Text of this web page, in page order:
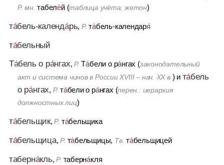
Р. мн. табеле́й (таблица учёта; жетон)
та́бель-календа́рь, Р. та́бель-календаря́
та́бельный
Та́бель о ра́нгах,Р. Та́бели о ра́нгах (законодательный
акт исистема чинов в России XVIII – нач. XX в. ) и та́бель
о ра́нгах, Р. та́бели о ра́нгах (перен.: иерархия
должностных лиц)
та́бельщик,Р. та́бельщика
та́бельщица,Р. та́бельщицы, Тв. та́бельщицей
таберна́кль,Р. таберна́кля